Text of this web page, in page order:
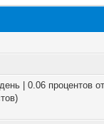
| 0.06 процентов от